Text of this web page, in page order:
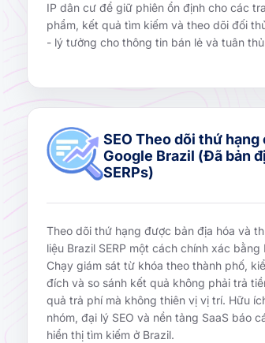
IP dân cư để giữ phiên ổn định cho các
phẩm, kết quả tìm kiếm và theo dõi đối
- lý tưởng cho thông tin bán lẻ và tuân
SEO Theo dõi thứ hạng
Google Brazil (Đã bản
SERPs)
Theo dõi thứ hạng được bản địa hóa và
liệu Brazil SERP một cách chính xác bằng
Chạy giám sát từ khóa theo thành phố,
đích và so sánh kết quả không phải trả
quả trả phí mà không thiên vị vị trí. Hữu
nhóm, đại lý SEO và nền tảng SaaS báo
hiển thị tìm kiếm ở Brazil.